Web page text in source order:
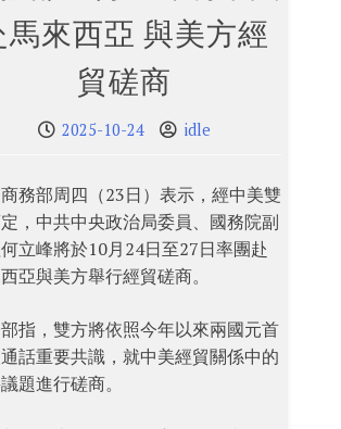
馬來西亞 與美方經
貿磋商
2025-10-24 idle
務部周四（23日）表示，經中美雙
，中共中央政治局委員、國務院副
立峰將於10月24日至27日率團赴
亞與美方舉行經貿磋商。
指，雙方將依照今年以來兩國元首
話重要共識，就中美經貿關係中的
題進行磋商。